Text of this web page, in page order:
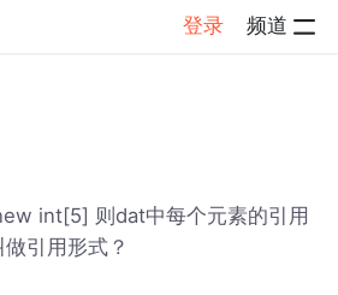
登录 频道
详情
int[5] 则dat中每个元素的引用
引用形式？